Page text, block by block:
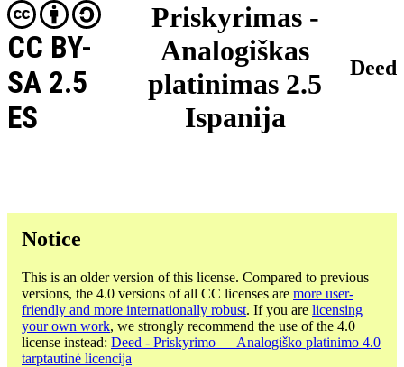
Priskyrimas -
Analogiškas
platinimas 2.5
Ispanija
CC BY-
SA 2.5
ES
Deed
Notice
This is an older version of this license. Compared to previous
versions, the 4.0 versions of all CC licenses are more user-
friendly and more internationally robust. If you are licensing
your own work, we strongly recommend the use of the 4.0
license instead: Deed - Priskyrimo — Analogiško platinimo 4.0
tarptautinė licencija